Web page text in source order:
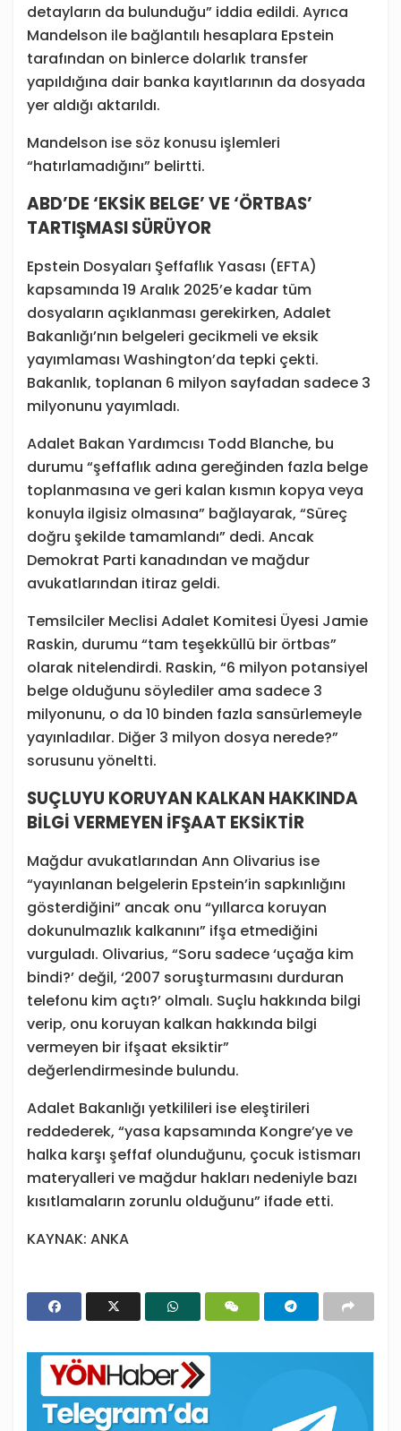
detayların da bulunduğu” iddia edildi. Ayrıca
Mandelson ile bağlantılı hesaplara Epstein
tarafından on binlerce dolarlık transfer
yapıldığına dair banka kayıtlarının da dosyada
yer aldığı aktarıldı.
Mandelson ise söz konusu işlemleri
“hatırlamadığını” belirtti.
ABD’DE ‘EKSİK BELGE’ VE ‘ÖRTBAS’
TARTIŞMASI SÜRÜYOR
Epstein Dosyaları Şeffaflık Yasası (EFTA)
kapsamında 19 Aralık 2025’e kadar tüm
dosyaların açıklanması gerekirken, Adalet
Bakanlığı’nın belgeleri gecikmeli ve eksik
yayımlaması Washington’da tepki çekti.
Bakanlık, toplanan 6 milyon sayfadan sadece 3
milyonunu yayımladı.
Adalet Bakan Yardımcısı Todd Blanche, bu
durumu “şeffaflık adına gereğinden fazla belge
toplanmasına ve geri kalan kısmın kopya veya
konuyla ilgisiz olmasına” bağlayarak, “Süreç
doğru şekilde tamamlandı” dedi. Ancak
Demokrat Parti kanadından ve mağdur
avukatlarından itiraz geldi.
Temsilciler Meclisi Adalet Komitesi Üyesi Jamie
Raskin, durumu “tam teşekküllü bir örtbas”
olarak nitelendirdi. Raskin, “6 milyon potansiyel
belge olduğunu söylediler ama sadece 3
milyonunu, o da 10 binden fazla sansürlemeyle
yayınladılar. Diğer 3 milyon dosya nerede?”
sorusunu yöneltti.
SUÇLUYU KORUYAN KALKAN HAKKINDA
BİLGİ VERMEYEN İFŞAAT EKSİKTİR
Mağdur avukatlarından Ann Olivarius ise
“yayınlanan belgelerin Epstein’in sapkınlığını
gösterdiğini” ancak onu “yıllarca koruyan
dokunulmazlık kalkanını” ifşa etmediğini
vurguladı. Olivarius, “Soru sadece ‘uçağa kim
bindi?’ değil, ‘2007 soruşturmasını durduran
telefonu kim açtı?’ olmalı. Suçlu hakkında bilgi
verip, onu koruyan kalkan hakkında bilgi
vermeyen bir ifşaat eksiktir”
değerlendirmesinde bulundu.
Adalet Bakanlığı yetkilileri ise eleştirileri
reddederek, “yasa kapsamında Kongre’ye ve
halka karşı şeffaf olunduğunu, çocuk istismarı
materyalleri ve mağdur hakları nedeniyle bazı
kısıtlamaların zorunlu olduğunu” ifade etti.
KAYNAK: ANKA